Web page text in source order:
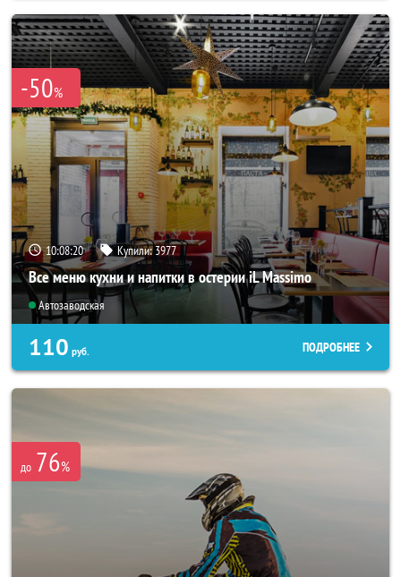
-50%
10:08:17 Купили:3977
Все меню кухни и напитки в остерии iL Massimo
Автозаводская
110 руб. ПОДРОБНЕЕ
до 76%